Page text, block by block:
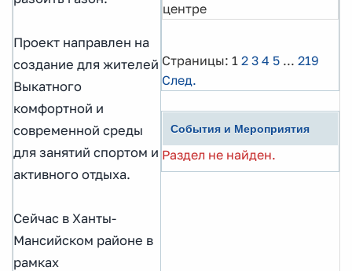
Проект направлен на
создание для жителей
Выкатного
комфортной и
современной среды
для занятий спортом и
активного отдыха.
Сейчас в Ханты-
Мансийском районе в
рамках
центре
Страницы: 1 2 3 4 5 ... 219
След.
События и Мероприятия
Раздел не найден.